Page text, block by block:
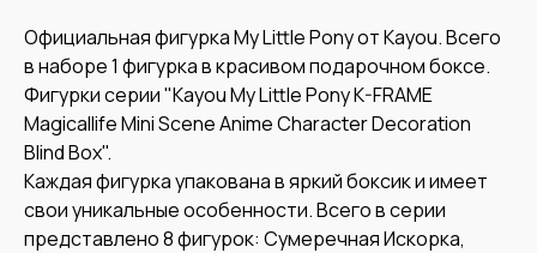
Официальная фигурка My Little Pony от Kayou. Всего
в наборе 1 фигурка в красивом подарочном боксе.
Фигурки серии "Kayou My Little Pony K-FRAME
Magicallife Mini Scene Anime Character Decoration
Blind Box".
Каждая фигурка упакована в яркий боксик и имеет
свои уникальные особенности. Всего в серии
представлено 8 фигурок: Сумеречная Искорка,